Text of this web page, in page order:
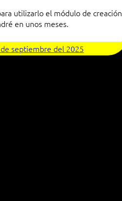
utilizarlo el módulo de creación
en unos meses.
septiembre del 2025